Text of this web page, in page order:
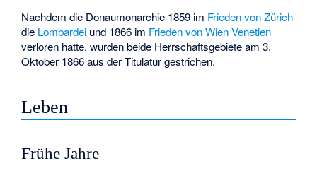
Nachdem die Donaumonarchie 1859 im Frieden von Zürich
die Lombardei und 1866 im Frieden von Wien Venetien
verloren hatte, wurden beide Herrschaftsgebiete am 3.
Oktober 1866 aus der Titulatur gestrichen.
Leben
Frühe Jahre